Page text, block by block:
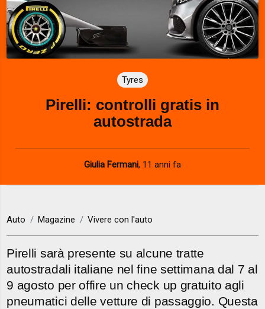
Tyres
Pirelli: controlli gratis in
autostrada
Giulia Fermani, 11 anni fa
Auto Magazine Vivere con l'auto
Pirelli sarà presente su alcune tratte
autostradali italiane nel fine settimana dal 7 al
9 agosto per offire un check up gratuito agli
pneumatici delle vetture di passaggio. Questa